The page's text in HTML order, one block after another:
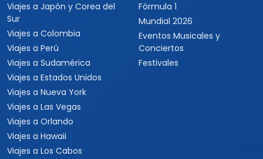
Viajes a Japón y Corea del
Sur
Viajes a Colombia
Viajes a Perú
Viajes a Sudamérica
Viajes a Estados Unidos
Viajes a Nueva York
Viajes a Las Vegas
Viajes a Orlando
Viajes a Hawaii
Viajes a Los Cabos
Fórmula 1
Mundial 2026
Eventos Musicales y
Conciertos
Festivales